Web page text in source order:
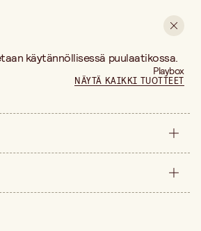
käytännöllisessä puulaatikossa.
Playbox
NÄYTÄ KAIKKI TUOTTEET
pakkaus